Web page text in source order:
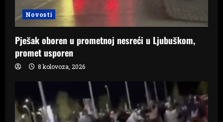
Novosti
Pješak oboren u prometnoj nesreći u Ljubuškom,
promet usporen
8 kolovoza, 2026